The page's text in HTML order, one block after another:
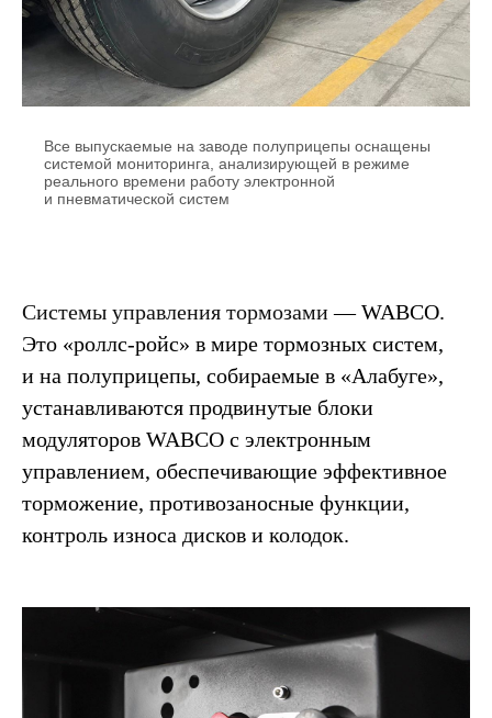
Все выпускаемые на заводе полуприцепы оснащены
системой мониторинга, анализирующей в режиме
реального времени работу электронной
и пневматической систем
Системы управления тормозами — WABCO.
Это «роллс-ройс» в мире тормозных систем,
и на полуприцепы, собираемые в «Алабуге»,
устанавливаются продвинутые блоки
модуляторов WABCO с электронным
управлением, обеспечивающие эффективное
торможение, противозаносные функции,
контроль износа дисков и колодок.